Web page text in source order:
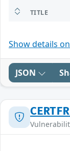
TITLE
Show details
JSON